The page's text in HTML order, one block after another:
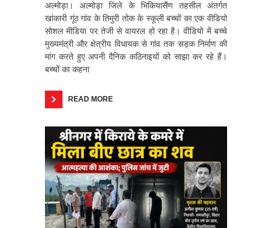
अल्मोड़ा। अल्मोड़ा जिले के भिकियासैंण तहसील अंतर्गत
खांकारी गूंठ गांव के तिमुरी तोक के स्कूली बच्चों का एक वीडियो
सोशल मीडिया पर तेजी से वायरल हो रहा है। वीडियो में बच्चे
मुख्यमंत्री और क्षेत्रीय विधायक से गांव तक सड़क निर्माण की
मांग करते हुए अपनी दैनिक कठिनाइयों को साझा कर रहे हैं।
बच्चों का कहना
READ MORE